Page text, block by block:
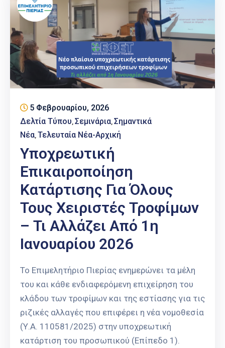
5 Φεβρουαρίου, 2026
Δελτία Τύπου Σεμινάρια Σημαντικά
Νέα Τελευταία Νέα-Αρχική
Υποχρεωτική
Επικαιροποίηση
Κατάρτισης Για Όλους
Τους Χειριστές Τροφίμων
– Τι Αλλάζει Από 1η
Ιανουαρίου 2026
Το Επιμελητήριο Πιερίας ενημερώνει τα μέλη
του και κάθε ενδιαφερόμενη επιχείρηση του
κλάδου των τροφίμων και της εστίασης για τις
ριζικές αλλαγές που επιφέρει η νέα νομοθεσία
(Υ.Α. 110581/2025) στην υποχρεωτική
κατάρτιση του προσωπικού (Επίπεδο 1).